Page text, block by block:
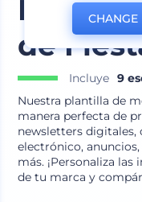
de
Incluye 9
Nuestra plantilla de
manera perfecta de
newsletters
electrónico,
más. ¡Personaliza
de tu marca y
CHANGE